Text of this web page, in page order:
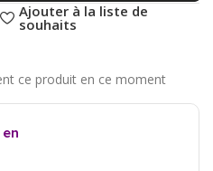
Ajouter à la liste de
souhaits
en